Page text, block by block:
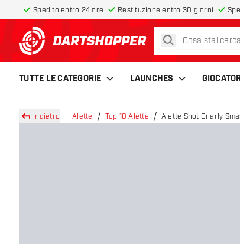
Spedito entro 24 ore Restituzione entro 30 giorni
torna alla home page
cerca
TUTTE LE CATEGORIE LAUNCHES
Indietro Alette Top 10 Alette Alette Shot Gnarly